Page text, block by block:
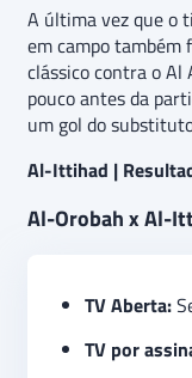
A última vez que o
em campo também
clássico contra o Al
pouco antes da
um gol do
Al-Ittihad |
Al-Orobah x Al-
TV Aberta:
TV por